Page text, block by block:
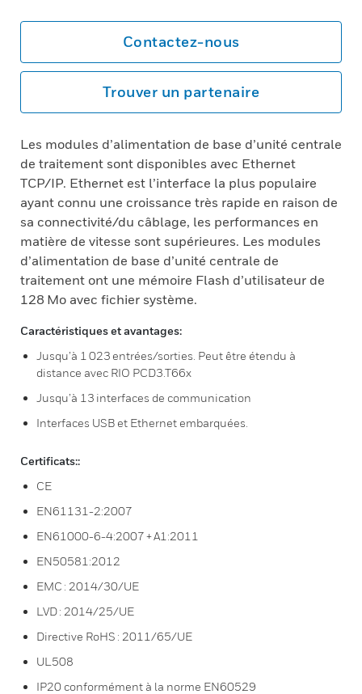
Contactez-nous
Trouver un partenaire
Les modules d’alimentation de base d’unité centrale
de traitement sont disponibles avec Ethernet
TCP/IP. Ethernet est l’interface la plus populaire
ayant connu une croissance très rapide en raison de
sa connectivité/du câblage, les performances en
matière de vitesse sont supérieures. Les modules
d’alimentation de base d’unité centrale de
traitement ont une mémoire Flash d’utilisateur de
128 Mo avec fichier système.
Caractéristiques et avantages:
Jusqu’à 1 023 entrées/sorties. Peut être étendu à
distance avec RIO PCD3.T66x
Jusqu’à 13 interfaces de communication
Interfaces USB et Ethernet embarquées.
Certificats::
CE
EN61131-2:2007
EN61000-6-4:2007 + A1:2011
EN50581:2012
EMC : 2014/30/UE
LVD : 2014/25/UE
Directive RoHS : 2011/65/UE
UL508
IP20 conformément à la norme EN60529